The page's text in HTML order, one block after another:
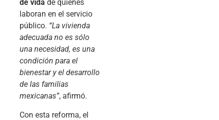
de vida de quienes
laboran en el servicio
público. “La vivienda
adecuada no es sólo
una necesidad, es una
condición para el
bienestar y el desarrollo
de las familias
mexicanas”, afirmó.
Con esta reforma, el